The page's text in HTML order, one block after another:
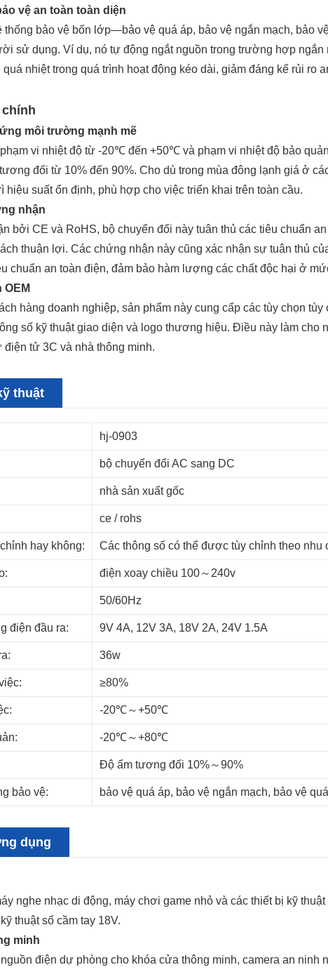
vệ an toàn toàn diện
bảo vệ bốn lớp—bảo vệ quá áp, bảo vệ ngắn mạch, bảo
sử dụng. Ví dụ, nó tự động ngắt nguồn trong trường hợp
quá nhiệt trong quá trình hoạt động kéo dài, giảm đáng kể rủi ro
môi trường mạnh mẽ
phạm vi nhiệt độ từ -20℃ đến +50℃ và phạm vi nhiệt độ bảo
đối từ 10% đến 90%. Cho dù trong mùa đông lạnh giá ở
hiệu suất ổn định, phù hợp cho việc triển khai trên toàn cầu.
nhận
bởi CE và RoHS, bộ chuyển đổi này tuân thủ các tiêu chuẩn
thuận lợi. Các chứng nhận này cũng xác nhận sự tuân thủ
chuẩn an toàn điện, đảm bảo hàm lượng các chất độc hại ở
hàng doanh nghiệp, sản phẩm này cung cấp các tùy chọn
số kỹ thuật giao diện và logo thương hiệu. Điều này làm cho
tử 3C và nhà thông minh.
thuật
hj-0903
bộ chuyển đổi AC sang DC
nhà sản xuất gốc
ce / rohs
hay không: Các thông số có thể được tùy chỉnh theo nhu
điện xoay chiều 100～240v
50/60Hz
điện đầu ra: 9V 4A, 12V 3A, 18V 2A, 24V 1.5A
36w
≥80%
-20℃～+50℃
-20℃～+80℃
Độ ẩm tương đối 10%～90%
bảo vệ: bảo vệ quá áp, bảo vệ ngắn mạch, bảo vệ
dụng
nghe nhạc di động, máy chơi game nhỏ và các thiết bị kỹ
thuật số cầm tay 18V.
minh
điện dự phòng cho khóa cửa thông minh, camera an ninh